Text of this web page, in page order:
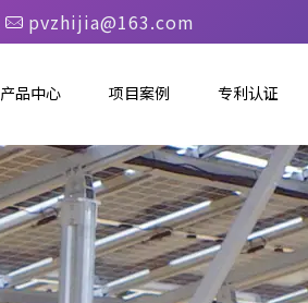
pvzhijia@163.com
产品中心 项目案例 专利认证